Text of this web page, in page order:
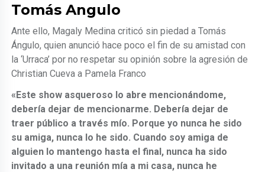
Tomás Angulo
Ante ello, Magaly Medina criticó sin piedad a Tomás
Ángulo, quien anunció hace poco el fin de su amistad con
la ‘Urraca’ por no respetar su opinión sobre la agresión de
Christian Cueva a Pamela Franco
«Este show asqueroso lo abre mencionándome,
debería dejar de mencionarme. Debería dejar de
traer público a través mío. Porque yo nunca he sido
su amiga, nunca lo he sido. Cuando soy amiga de
alguien lo mantengo hasta el final, nunca ha sido
invitado a una reunión mía a mi casa, nunca he